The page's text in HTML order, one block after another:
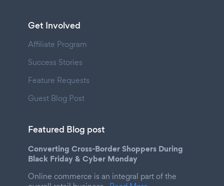
Get Involved
Affiliate Program
Success Stories
Feature Requests
Guest Blog Post
Featured Blog post
Converting Cross-Border Shoppers During
Black Friday & Cyber Monday
Online commerce is an integral part of the